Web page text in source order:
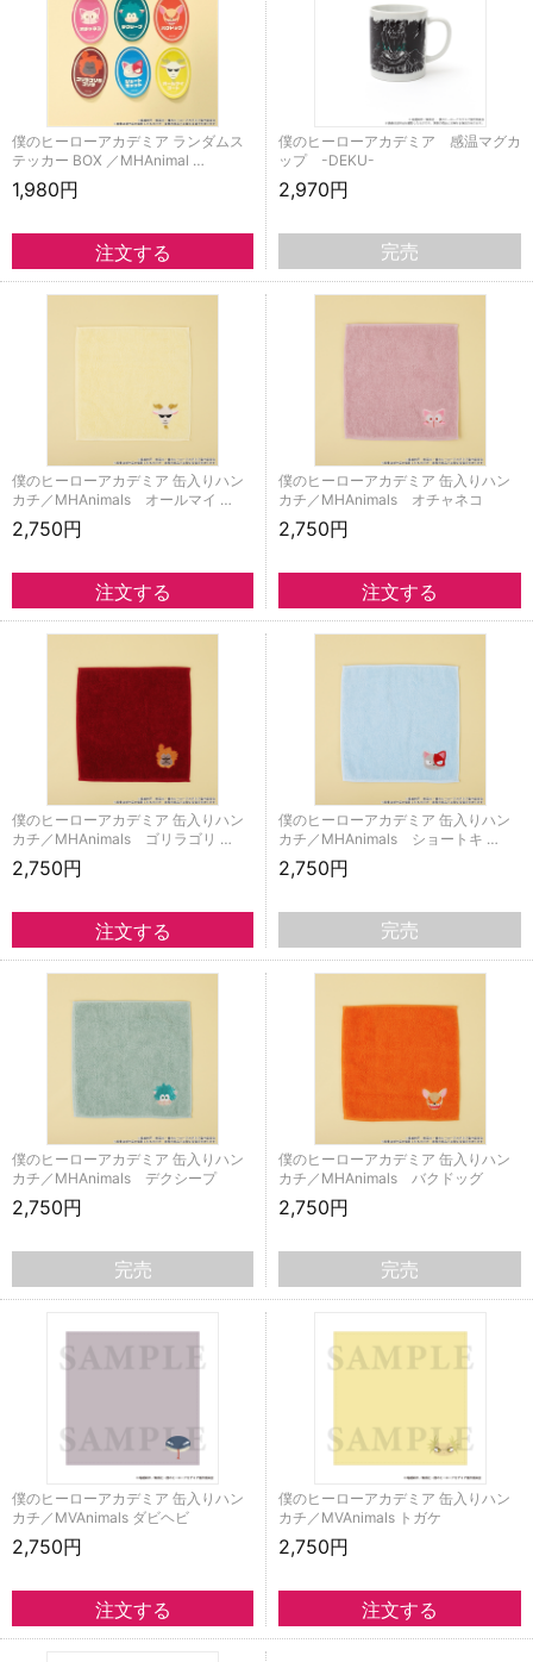
僕のヒーローアカデミア ランダムス
テッカー BOX ／MHAnimal …
1,980円
僕のヒーローアカデミア 感温マグカ
ップ -DEKU-
2,970円
完売
僕のヒーローアカデミア 缶入りハン
カチ／MHAnimals オールマイ …
2,750円
僕のヒーローアカデミア 缶入りハン
カチ／MHAnimals オチャネコ
2,750円
僕のヒーローアカデミア 缶入りハン
カチ／MHAnimals ゴリラゴリ …
2,750円
僕のヒーローアカデミア 缶入りハン
カチ／MHAnimals ショートキ …
2,750円
完売
僕のヒーローアカデミア 缶入りハン
カチ／MHAnimals デクシープ
2,750円
完売
僕のヒーローアカデミア 缶入りハン
カチ／MHAnimals バクドッグ
2,750円
完売
僕のヒーローアカデミア 缶入りハン
カチ／MVAnimals ダビヘビ
2,750円
僕のヒーローアカデミア 缶入りハン
カチ／MVAnimals トガケ
2,750円